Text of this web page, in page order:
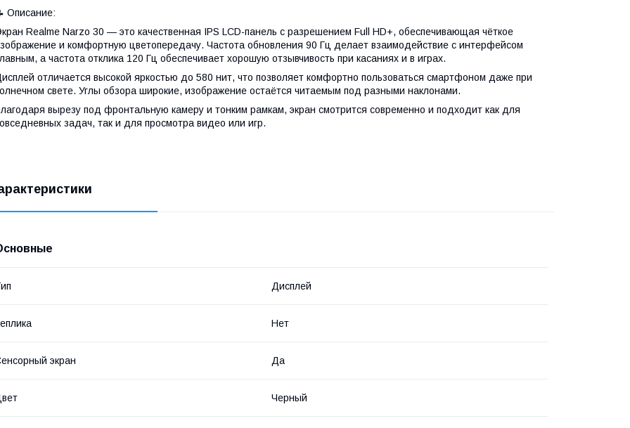
Описание:
Realme Narzo 30 — это качественная IPS LCD-панель с разрешением Full HD+, обеспечивающая чёткое
и комфортную цветопередачу. Частота обновления 90 Гц делает взаимодействие с интерфейсом
а частота отклика 120 Гц обеспечивает хорошую отзывчивость при касаниях и в играх.
отличается высокой яркостью до 580 нит, что позволяет комфортно пользоваться смартфоном даже при
свете. Углы обзора широкие, изображение остаётся читаемым под разными наклонами.
вырезу под фронтальную камеру и тонким рамкам, экран смотрится современно и подходит как для
задач, так и для просмотра видео или игр.
Дисплей
Нет
экран Да
Черный